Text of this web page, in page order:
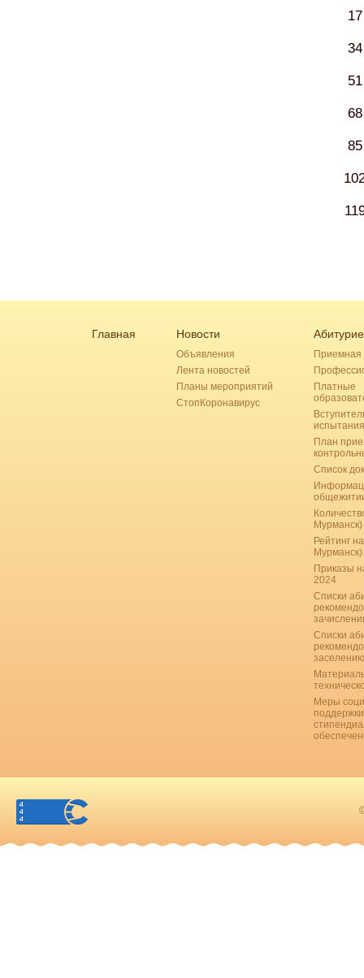
17
34
51
68
85
Главная Новости
Объявления
Лента новостей
Планы мероприятий
СтопКоронавирус
Приемная
Платные
испытания
План
Список
Мурманск)
Рейтинг
Мурманск)
Приказы
2024
Списки
Списки
Меры